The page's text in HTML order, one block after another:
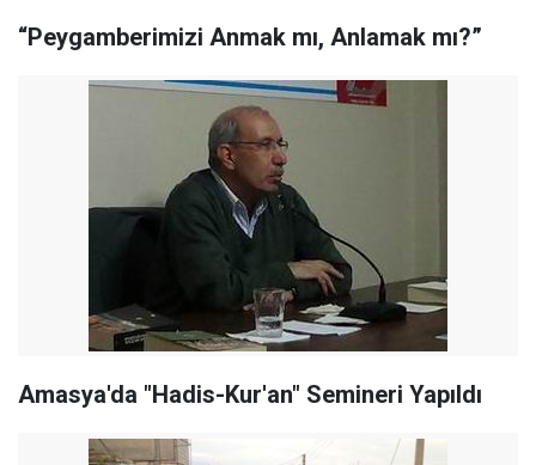
“Peygamberimizi Anmak mı, Anlamak mı?”
Amasya'da "Hadis-Kur'an" Semineri Yapıldı